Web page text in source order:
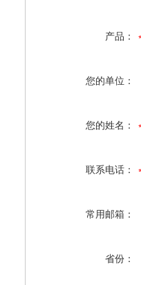
产品：
您的单位：
您的姓名：
联系电话：
常用邮箱：
省份：